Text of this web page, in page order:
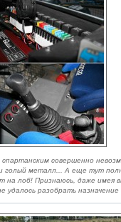
совершенно
голый металл... А еще тут
на лоб! Признаюсь, даже
удалось разобрать